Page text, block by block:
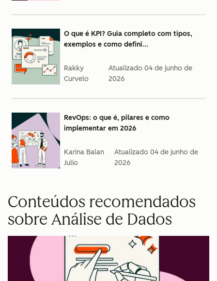
O que é KPI? Guia completo com tipos,
exemplos e como defini...
Rakky
Curvelo
Atualizado04 de junho de
2026
RevOps: o que é, pilares e como
implementar em 2026
Karina Balan
Julio
Atualizado04 de junho de
2026
Conteúdos recomendados
sobre Análise de Dados